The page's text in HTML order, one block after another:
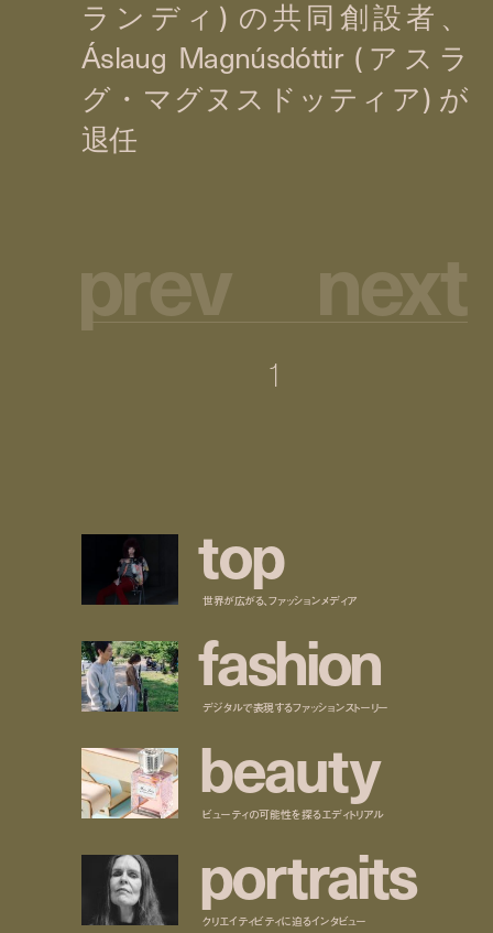
prev next
1
top
世界が広がる、ファッションメディア
fashion
デジタルで表現するファッションストーリー
beauty
ビューティの可能性を探るエディトリアル
portraits
クリエイティビティに迫るインタビュー